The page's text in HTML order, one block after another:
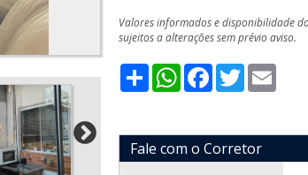
Valores informados e disponibilidade
sujeitos a alterações sem prévio aviso.
ShareWhatsApp
Facebook
Twitter
Fale com o Corretor